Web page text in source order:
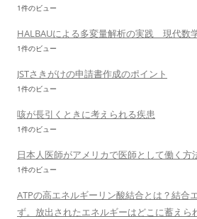
1件のビュー
HALBAUによる多変量解析の実践 現代数
1件のビュー
JSTさきがけの申請書作成のポイント
1件のビュー
咳が長引くときに考えられる疾患
1件のビュー
日本人医師がアメリカで医師として働く方
1件のビュー
ATPの高エネルギーリン酸結合とは？結合
ず。放出されたエネルギーはどこに蓄えら